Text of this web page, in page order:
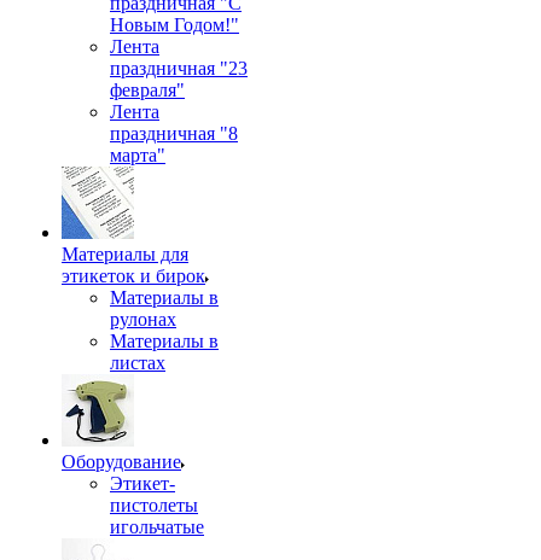
Новым Годом!"
Лента
праздничная "23
февраля"
Лента
праздничная "8
марта"
Материалы для
этикеток и бирок
Материалы в
рулонах
Материалы в
листах
Оборудование
Этикет-
пистолеты
игольчатые